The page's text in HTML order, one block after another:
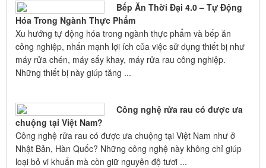
Bếp Ăn Thời Đại 4.0 – Tự Động
Hóa Trong Ngành Thực Phẩm
Xu hướng tự động hóa trong ngành thực phẩm và bếp ăn
công nghiệp, nhấn mạnh lợi ích của việc sử dụng thiết bị như
máy rửa chén, máy sấy khay, máy rửa rau công nghiệp.
Những thiết bị này giúp tăng ...
Công nghệ rửa rau có được ưa
chuộng tại Việt Nam?
Công nghệ rửa rau có được ưa chuộng tại Việt Nam như ở
Nhật Bản, Hàn Quốc? Những công nghệ này không chỉ giúp
loại bỏ vi khuẩn mà còn giữ nguyên độ tươi ...